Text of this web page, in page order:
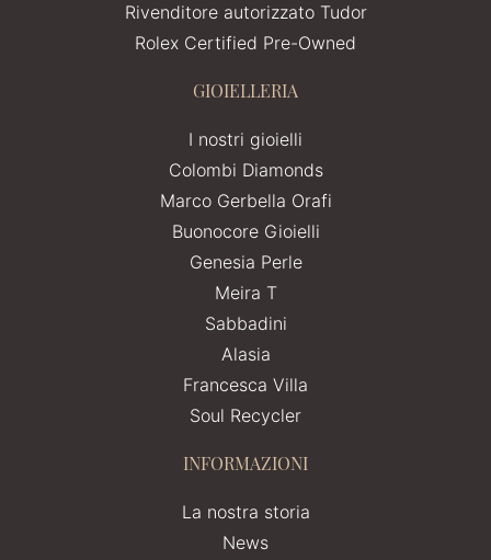
Rivenditore autorizzato Tudor
Rolex Certified Pre-Owned
GIOIELLERIA
I nostri gioielli
Colombi Diamonds
Marco Gerbella Orafi
Buonocore Gioielli
Genesia Perle
Meira T
Sabbadini
Alasia
Francesca Villa
Soul Recycler
INFORMAZIONI
La nostra storia
News